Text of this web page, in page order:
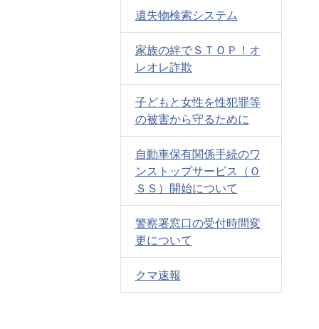
遺失物検索システム
家族の絆でＳＴＯＰ！オ
レオレ詐欺
子どもと女性を性犯罪等
の被害から守るために
自動車保有関係手続のワ
ンストップサービス（Ｏ
ＳＳ）開始について
警察署窓口の受付時間変
更について
クマ速報